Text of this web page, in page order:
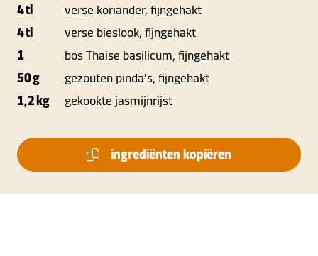
4 tl
verse koriander, fijngehakt
4 tl
verse bieslook, fijngehakt
1
bos Thaise basilicum, fijngehakt
50 g
gezouten pinda's, fijngehakt
1,2 kg
gekookte jasmijnrijst
ingrediënten kopiëren